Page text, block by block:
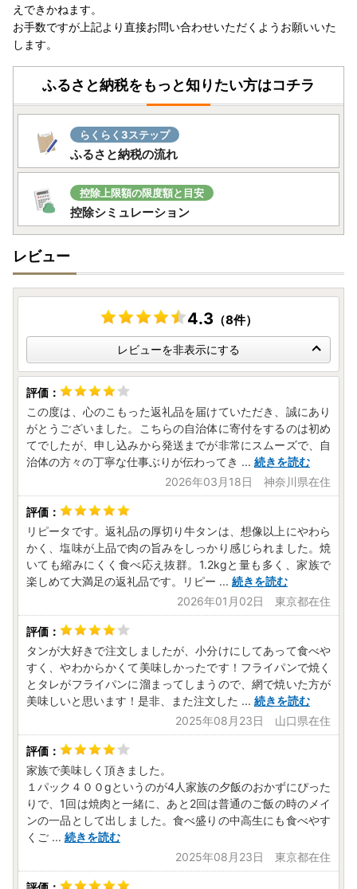
えできかねます。
お手数ですが上記より直接お問い合わせいただくようお願いいた
します。
ふるさと納税をもっと知りたい方はコチラ
らくらく3ステップ
ふるさと納税の流れ
控除上限額の限度額と目安
控除シミュレーション
レビュー
4.3 （8件）
レビューを非表示にする
この度は、心のこもった返礼品を届けていただき、誠にあり
がとうございました。こちらの自治体に寄付をするのは初め
てでしたが、申し込みから発送までが非常にスムーズで、自
治体の方々の丁寧な仕事ぶりが伝わってき ... 続きを読む
2026年03月18日 神奈川県在住
リピータです。返礼品の厚切り牛タンは、想像以上にやわら
かく、塩味が上品で肉の旨みをしっかり感じられました。焼
いても縮みにくく食べ応え抜群。1.2kgと量も多く、家族で
楽しめて大満足の返礼品です。リピー ... 続きを読む
2026年01月02日 東京都在住
タンが大好きで注文しましたが、小分けにしてあって食べや
すく、やわからかくて美味しかったです！フライパンで焼く
とタレがフライパンに溜まってしまうので、網で焼いた方が
美味しいと思います！是非、また注文した ... 続きを読む
2025年08月23日 山口県在住
家族で美味しく頂きました。
１パック４００gというのが4人家族の夕飯のおかずにぴった
りで、1回は焼肉と一緒に、あと2回は普通のご飯の時のメイ
ンの一品として出しました。食べ盛りの中高生にも食べやす
くご ... 続きを読む
2025年08月23日 東京都在住